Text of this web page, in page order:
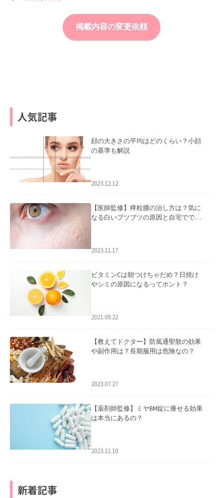
掲載内容の変更依頼
人気記事
顔の大きさの平均はどのくらい？小顔
の基準も解説
2023.12.12
【医師監修】稗粒腫の治し方は？気に
なる白いブツブツの原因と自宅ででき
2023.11.17
ビタミンCは朝つけちゃだめ？日焼け
やシミの原因になるってホント？
2021.09.22
【教えてドクター】防風通聖散の効果
や副作用は？長期服用は危険なの？
2023.07.27
【薬剤師監修】ミヤBM錠に痩せる効果
は本当にあるの？
2023.11.10
新着記事